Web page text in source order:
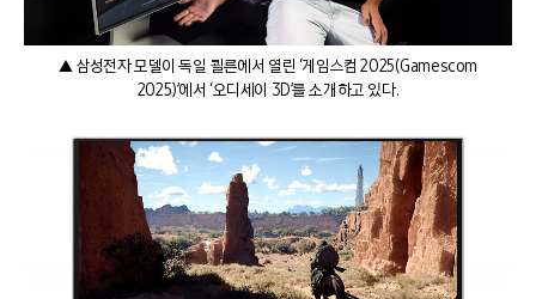
▲ 삼성전자 모델이 독일 쾰른에서 열린 ‘게임스컴 2025(Gamescom
2025)’에서 ‘오디세이 3D’를 소개하고 있다.